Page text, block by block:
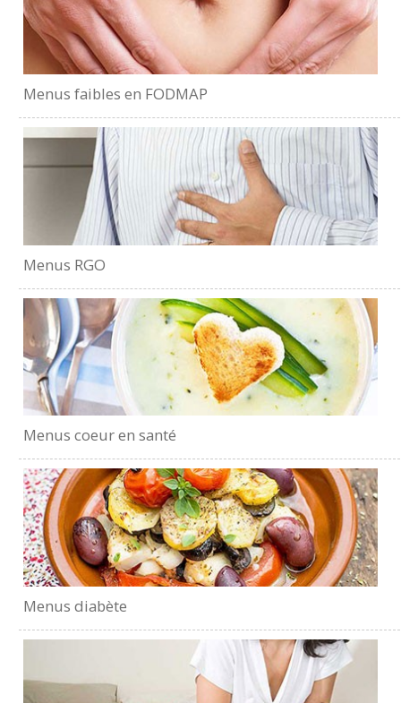
Menus faibles en FODMAP
Menus RGO
Menus coeur en santé
Menus diabète